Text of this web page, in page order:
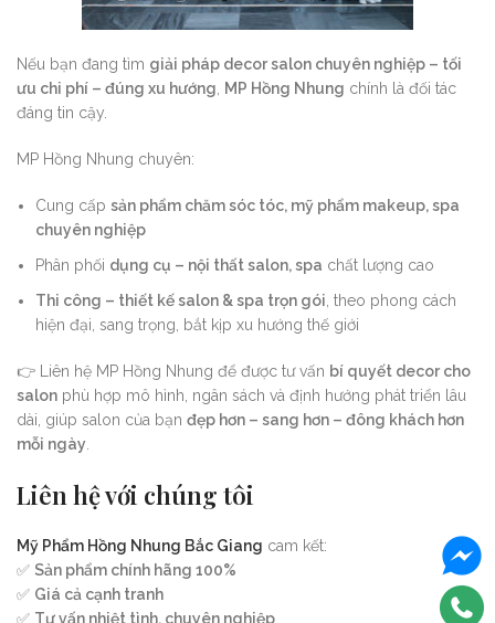
Nếu bạn đang tìm giải pháp decor salon chuyên nghiệp – tối
ưu chi phí – đúng xu hướng
MP Hồng Nhung chính là đối tác
đáng tin cậy.
MP Hồng Nhung chuyên:
Cung cấp sản phẩm chăm sóc tóc, mỹ phẩm makeup, spa
chuyên nghiệp
Phân phối dụng cụ – nội thất salon, spa chất lượng cao
Thi công – thiết kế salon & spa trọn gói , theo phong cách
hiện đại, sang trọng, bắt kịp xu hướng thế giới
👉 Liên hệ MP Hồng Nhung để được tư vấn bí quyết decor cho
salon phù hợp mô hình, ngân sách và định hướng phát triển lâu
dài, giúp salon của bạn đẹp hơn – sang hơn – đông khách hơn
mỗi ngày
Liên hệ với chúng tôi
Mỹ Phẩm Hồng Nhung Bắc Giang cam kết:
✅ Sản phẩm chính hãng 100%
✅ Giá cả cạnh tranh
✅ Tư vấn nhiệt tình, chuyên nghiệp